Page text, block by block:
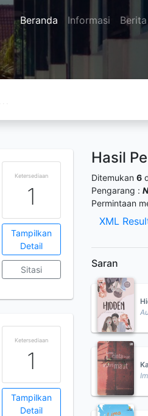
Beranda Informasi Berita
Ketersediaan
1
Tampilkan
Detail
Sitasi
Ketersediaan
1
Tampilkan
Detail
Hasil
Ditemukan 6
Pengarang :
Permintaan
XML
Saran